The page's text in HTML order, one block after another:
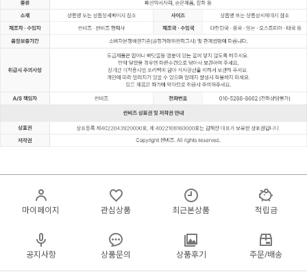
마이페이지 관심상품 최근본상품 적립금
공지사항 상품문의 상품후기 주문/배송